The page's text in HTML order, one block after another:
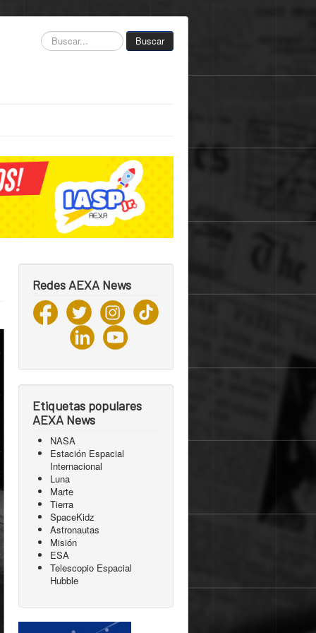
Buscar... Buscar
Redes AEXA News
Etiquetas populares
AEXA News
NASA
Estación Espacial
Internacional
Luna
Marte
Tierra
SpaceKidz
Astronautas
Misión
ESA
Telescopio Espacial
Hubble